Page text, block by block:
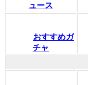
ュース
おすすめガ
チャ